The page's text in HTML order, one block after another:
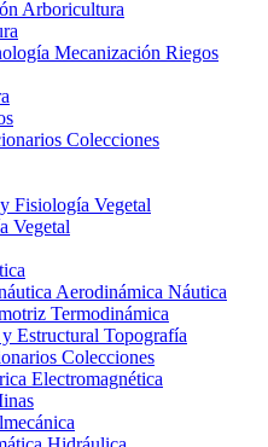
Arboricultura
Mecanización Riegos
Colecciones
Fisiología Vegetal
Vegetal
Aerodinámica Náutica
Termodinámica
Estructural Topografía
Colecciones
Electromagnética